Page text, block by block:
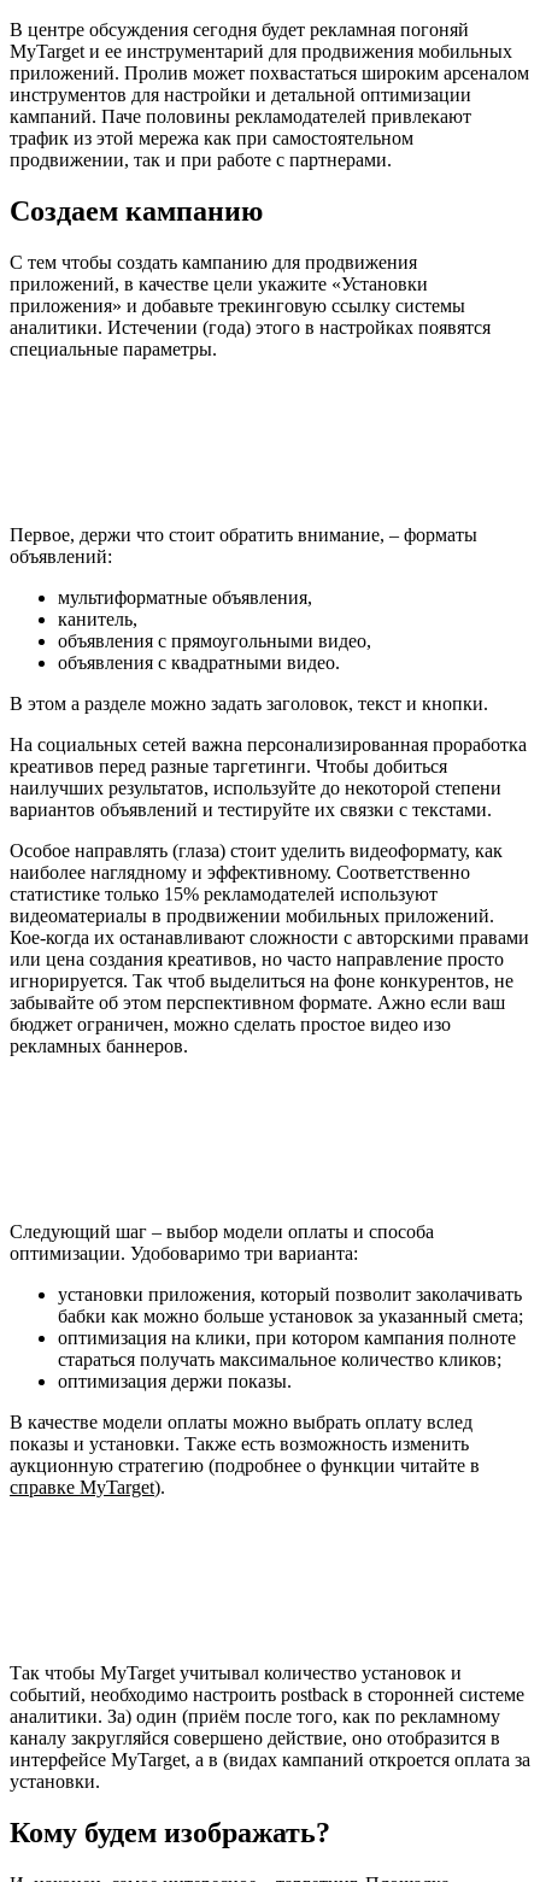
В центре обсуждения сегодня будет рекламная погоняй
MyTarget и ее инструментарий для продвижения мобильных
приложений. Пролив может похвастаться широким арсеналом
инструментов для настройки и детальной оптимизации
кампаний. Паче половины рекламодателей привлекают
трафик из этой мережа как при самостоятельном
продвижении, так и при работе с партнерами.
Создаем кампанию
С тем чтобы создать кампанию для продвижения
приложений, в качестве цели укажите «Установки
приложения» и добавьте трекинговую ссылку системы
аналитики. Истечении (года) этого в настройках появятся
специальные параметры.
Первое, держи что стоит обратить внимание, – форматы
объявлений:
мультиформатные объявления,
канитель,
объявления с прямоугольными видео,
объявления с квадратными видео.
В этом а разделе можно задать заголовок, текст и кнопки.
На социальных сетей важна персонализированная проработка
креативов перед разные таргетинги. Чтобы добиться
наилучших результатов, используйте до некоторой степени
вариантов объявлений и тестируйте их связки с текстами.
Особое направлять (глаза) стоит уделить видеоформату, как
наиболее наглядному и эффективному. Соответственно
статистике только 15% рекламодателей используют
видеоматериалы в продвижении мобильных приложений.
Кое-когда их останавливают сложности с авторскими правами
или цена создания креативов, но часто направление просто
игнорируется. Так чтоб выделиться на фоне конкурентов, не
забывайте об этом перспективном формате. Ажно если ваш
бюджет ограничен, можно сделать простое видео изо
рекламных баннеров.
Следующий шаг – выбор модели оплаты и способа
оптимизации. Удобоваримо три варианта:
установки приложения, который позволит заколачивать
бабки как можно больше установок за указанный смета;
оптимизация на клики, при котором кампания полноте
стараться получать максимальное количество кликов;
оптимизация держи показы.
В качестве модели оплаты можно выбрать оплату вслед
показы и установки. Также есть возможность изменить
аукционную стратегию (подробнее о функции читайте в
справке MyTarget).
Так чтобы MyTarget учитывал количество установок и
событий, необходимо настроить postback в сторонней системе
аналитики. За) один (приём после того, как по рекламному
каналу закругляйся совершено действие, оно отобразится в
интерфейсе MyTarget, а в (видах кампаний откроется оплата за
установки.
Кому будем изображать?